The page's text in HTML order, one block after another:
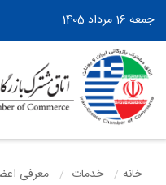
جمعه 16 مرداد 1405
خانه خدمات معرفی